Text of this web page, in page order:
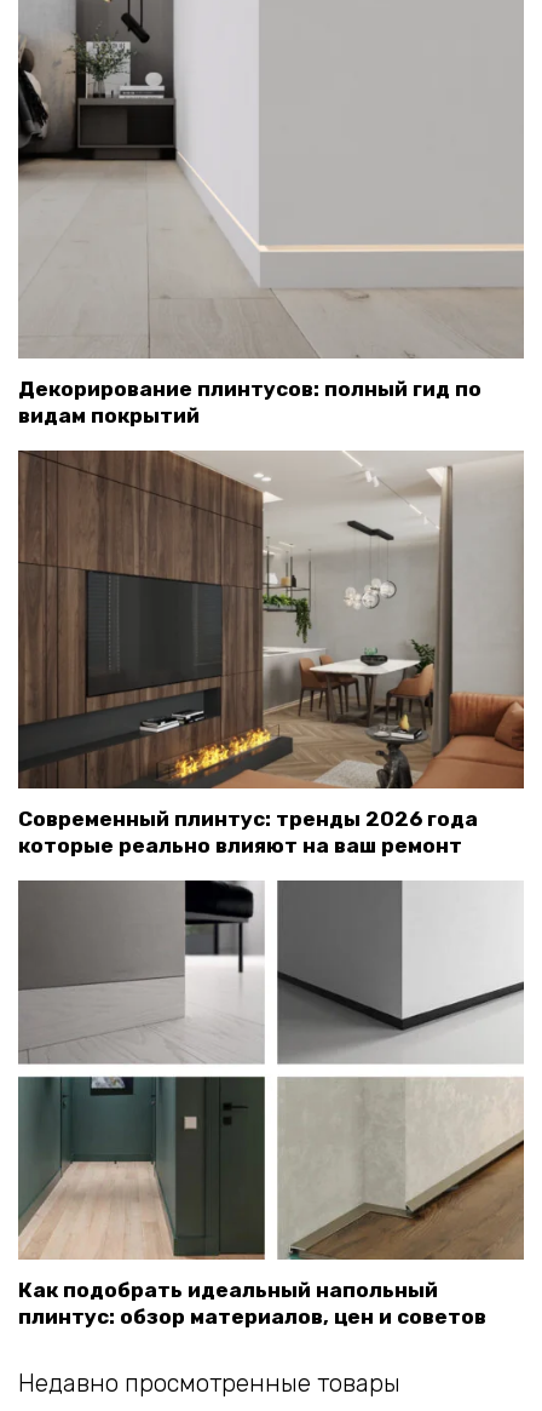
Декорирование плинтусов: полный гид по
видам покрытий
Современный плинтус: тренды 2026 года
которые реально влияют на ваш ремонт
Как подобрать идеальный напольный
плинтус: обзор материалов, цен и советов
Недавно просмотренные товары